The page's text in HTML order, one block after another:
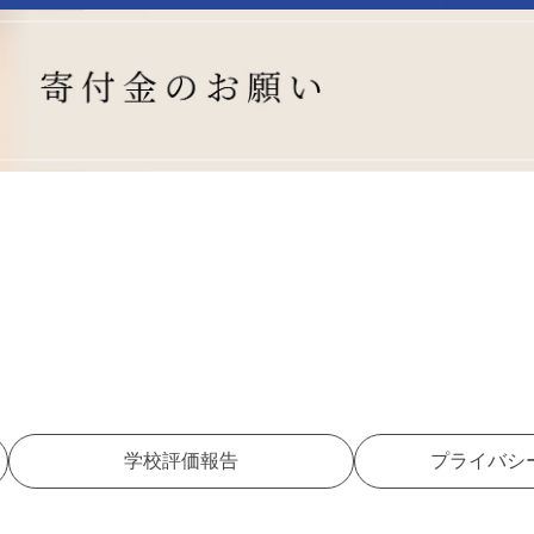
学校評価報告 プライバシ